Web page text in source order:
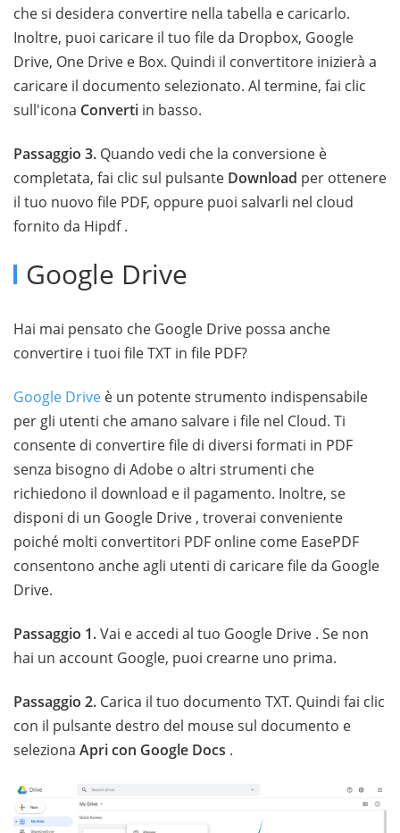
che si desidera convertire nella tabella e caricarlo.
Inoltre, puoi caricare il tuo file da Dropbox, Google
Drive, One Drive e Box. Quindi il convertitore inizierà a
caricare il documento selezionato. Al termine, fai clic
sull'icona Converti in basso.
Passaggio 3. Quando vedi che la conversione è
completata, fai clic sul pulsante Download per ottenere
il tuo nuovo file PDF, oppure puoi salvarli nel cloud
fornito da Hipdf .
Google Drive
Hai mai pensato che Google Drive possa anche
convertire i tuoi file TXT in file PDF?
Google Drive è un potente strumento indispensabile
per gli utenti che amano salvare i file nel Cloud. Ti
consente di convertire file di diversi formati in PDF
senza bisogno di Adobe o altri strumenti che
richiedono il download e il pagamento. Inoltre, se
disponi di un Google Drive , troverai conveniente
poiché molti convertitori PDF online come EasePDF
consentono anche agli utenti di caricare file da Google
Drive.
Passaggio 1.Vai e accedi al tuo Google Drive . Se non
hai un account Google, puoi crearne uno prima.
Passaggio 2. Carica il tuo documento TXT. Quindi fai clic
con il pulsante destro del mouse sul documento e
seleziona Apri con Google Docs .